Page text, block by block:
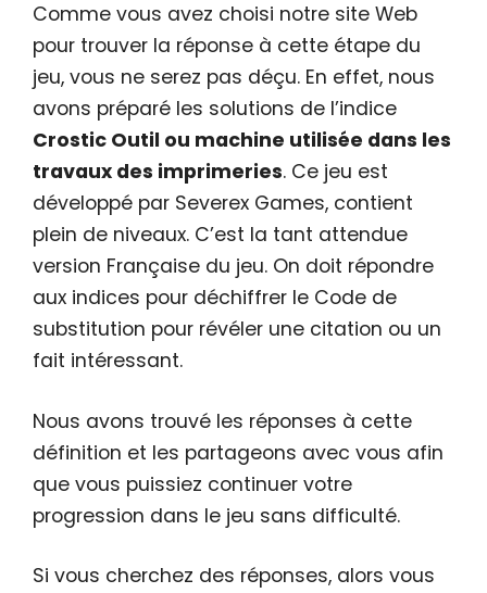
Comme vous avez choisi notre site Web
pour trouver la réponse à cette étape du
jeu, vous ne serez pas déçu. En effet, nous
avons préparé les solutions de l’indice
Crostic Outil ou machine utilisée dans les
travaux des imprimeries. Ce jeu est
développé par Severex Games, contient
plein de niveaux. C’est la tant attendue
version Française du jeu. On doit répondre
aux indices pour déchiffrer le Code de
substitution pour révéler une citation ou un
fait intéressant.
Nous avons trouvé les réponses à cette
définition et les partageons avec vous afin
que vous puissiez continuer votre
progression dans le jeu sans difficulté.
Si vous cherchez des réponses, alors vous